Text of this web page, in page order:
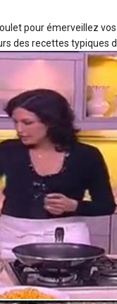
pour émerveillez
des recettes typiques